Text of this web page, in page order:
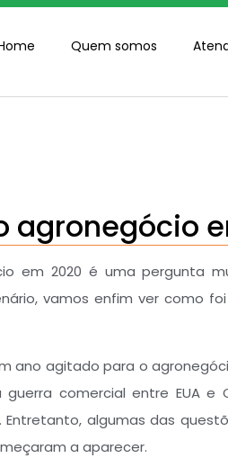
Quem somos
agronegócio
em 2020 é uma pergunta
vamos enfim ver como
ano agitado para o
comercial entre EUA e
algumas das
a aparecer.